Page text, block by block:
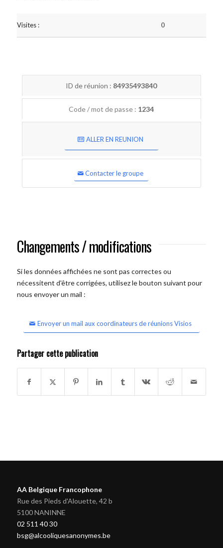
Visites : 0
ID de réunion : 84935493840
Code / mot de passe : 1234
ALLER EN REUNION
Contacter le groupe
Changements / modifications
Si les données affichées ne sont pas correctes ou
nécessitent d'être corrigées, utilisez le bouton suivant pour
nous envoyer un mail :
Envoyer un mail aux coordinateurs de réunions Visios
Partager cette publication
AA Belgique Francophone
Rue des Pieds d'Alouette, 42 b
5100 NANINNE
02 511 40 30
bsg@alcooliquesanonymes.be